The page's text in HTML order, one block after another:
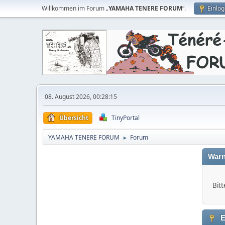
Willkommen im Forum „YAMAHA TENERE FORUM“.
08. August 2026, 00:28:15
Übersicht TinyPortal
YAMAHA TENERE FORUM ► Forum